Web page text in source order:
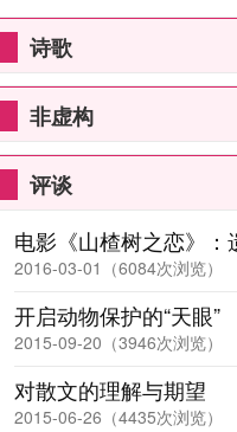
诗歌
非虚构
评谈
电影《山楂树之恋》
2016-03-01（6084次浏览）
开启动物保护的“天眼”
2015-09-20（3946次浏览）
对散文的理解与期望
2015-06-26（4435次浏览）